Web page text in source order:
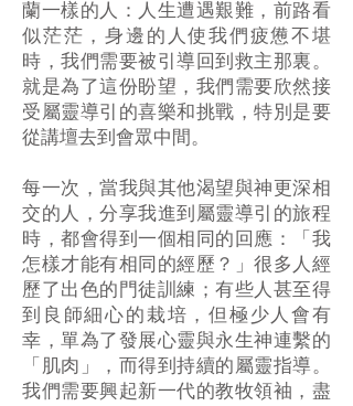
蘭一樣的人：人生遭遇艱難，前路看
似茫茫，身邊的人使我們疲憊不堪
時，我們需要被引導回到救主那裏。
就是為了這份盼望，我們需要欣然接
受屬靈導引的喜樂和挑戰，特別是要
從講壇去到會眾中間。
每一次，當我與其他渴望與神更深相
交的人，分享我進到屬靈導引的旅程
時，都會得到一個相同的回應：「我
怎樣才能有相同的經歷？」很多人經
歷了出色的門徒訓練；有些人甚至得
到良師細心的栽培，但極少人會有
幸，單為了發展心靈與永生神連繫的
「肌肉」，而得到持續的屬靈指導。
我們需要興起新一代的教牧領袖，盡